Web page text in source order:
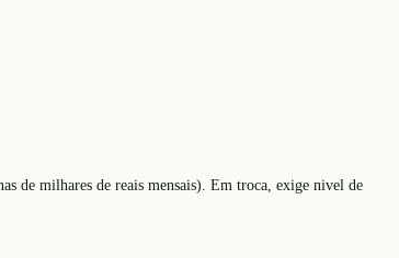
de milhares de reais mensais). Em troca, exige nivel de